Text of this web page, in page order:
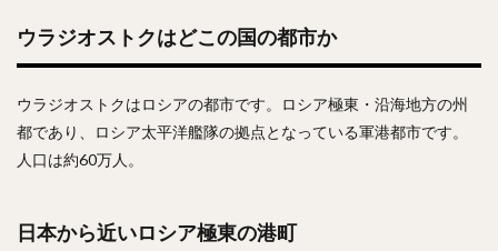
ウラジオストクはどこの国の都市か
ウラジオストクはロシアの都市です。ロシア極東・沿海地方の州
都であり、ロシア太平洋艦隊の拠点となっている軍港都市です。
人口は約60万人。
日本から近いロシア極東の港町